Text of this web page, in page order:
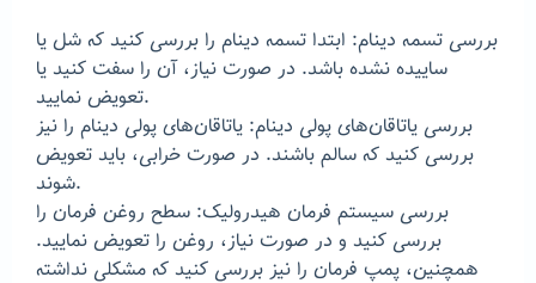
بررسی تسمه دینام: ابتدا تسمه دینام را بررسی کنید که شل یا
ساییده نشده باشد. در صورت نیاز، آن را سفت کنید یا
تعویض نمایید.
بررسی یاتاقان‌های پولی دینام: یاتاقان‌های پولی دینام را نیز
بررسی کنید که سالم باشند. در صورت خرابی، باید تعویض
شوند.
بررسی سیستم فرمان هیدرولیک: سطح روغن فرمان را
بررسی کنید و در صورت نیاز، روغن را تعویض نمایید.
همچنین، پمپ فرمان را نیز بررسی کنید که مشکلی نداشته